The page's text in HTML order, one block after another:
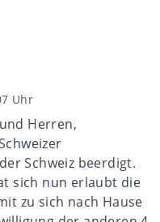
Uhr
Herren,
Schweiz beerdigt.
sich nun erlaubt die
zu sich nach Hause